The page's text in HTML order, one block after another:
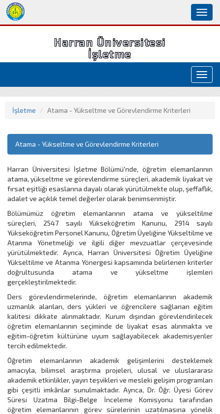
Harran Üniversitesi
İşletme
İşletme Atama - Yükseltme ve Görevlendirme Kriterleri
Atama - Yükseltme ve Görevlendirme Kriterleri
Harran Üniversitesi İşletme Bölümü'nde, öğretim elemanlarının
atama, yükseltme ve görevlendirme süreçleri, akademik liyakat ve
fırsat eşitliği esaslarına dayalı olarak yürütülmekte olup, şeffaflık,
adalet ve açıklık temel değerler olarak benimsenmiştir.
Bölümümüz öğretim elemanlarının atama ve yükseltilme
süreçleri, 2547 sayılı Yükseköğretim Kanunu, 2914 sayılı
Yükseköğretim Personel Kanunu, Öğretim Üyeliğine Yükseltilme ve
Atanma Yönetmeliği ve ilgili diğer mevzuatlar çerçevesinde
yürütülmektedir. Ayrıca, Harran Üniversitesi Öğretim Üyeliğine
Yükseltilme ve Atanma Yönergesi kapsamında belirlenen kriterler
doğrultusunda atama ve yükseltme işlemleri
gerçekleştirilmektedir.
Ders görevlendirmelerinde, öğretim elemanlarının akademik
uzmanlık alanları, ders yükleri ve öğrencilere sağlanan eğitim
kalitesi dikkate alınmaktadır. Kurum dışından görevlendirilecek
öğretim elemanlarının seçiminde de liyakat esas alınmakta ve
eğitim-öğretim kültürüne uyum sağlayabilecek akademisyenler
tercih edilmektedir.
Öğretim elemanlarının akademik gelişimlerini desteklemek
amacıyla, bilimsel araştırma projeleri, ulusal ve uluslararası
akademik etkinlikler, yayın teşvikleri ve mesleki gelişim programları
gibi çeşitli imkânlar sunulmaktadır. Ayrıca, Dr. Öğr. Üyesi Görev
Süresi Uzatma Bilgi-Belge İnceleme Komisyonu tarafından
öğretim elemanlarının görev sürelerinin uzatılmasına yönelik